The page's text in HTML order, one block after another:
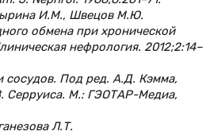
И.М., Швецов М.Ю.
обмена при хронической
нефрология. 2012;2:14–
сосудов. Под ред. А.Д. Кэмма,
Серруиса. М.: ГЭОТАР-Медиа,
Л.Т.